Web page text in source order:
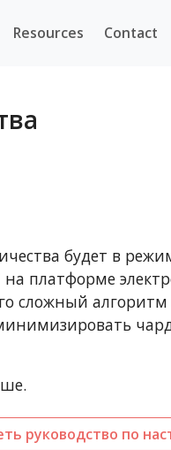
Resources Contact
будет в
платформе
сложный
руководство по